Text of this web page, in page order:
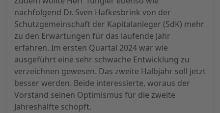
nachfolgend Dr. Sven Hafkesbrink von der
Schutzgemeinschaft der Kapitalanleger (SdK) mehr
zu den Erwartungen für das laufende Jahr
erfahren. Im ersten Quartal 2024 war wie
ausgeführt eine sehr schwache Entwicklung zu
verzeichnen gewesen. Das zweite Halbjahr soll jetzt
besser werden. Beide interessierte, woraus der
Vorstand seinen Optimismus für die zweite
Jahreshälfte schöpft.